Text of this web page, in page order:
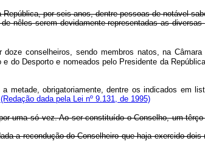
por seis anos, dentre pessoas de notável
nêles serem devidamente representadas as
conselheiros, sendo membros natos, na
e do Desporto e nomeados pelo Presidente
obrigatoriamente, dentre os indicados em
(Redação dada pela Lei nº 9.131, de 1995)
uma só vez. Ao ser constituído o Conselho, um
vedada a recondução do Conselheiro que haja